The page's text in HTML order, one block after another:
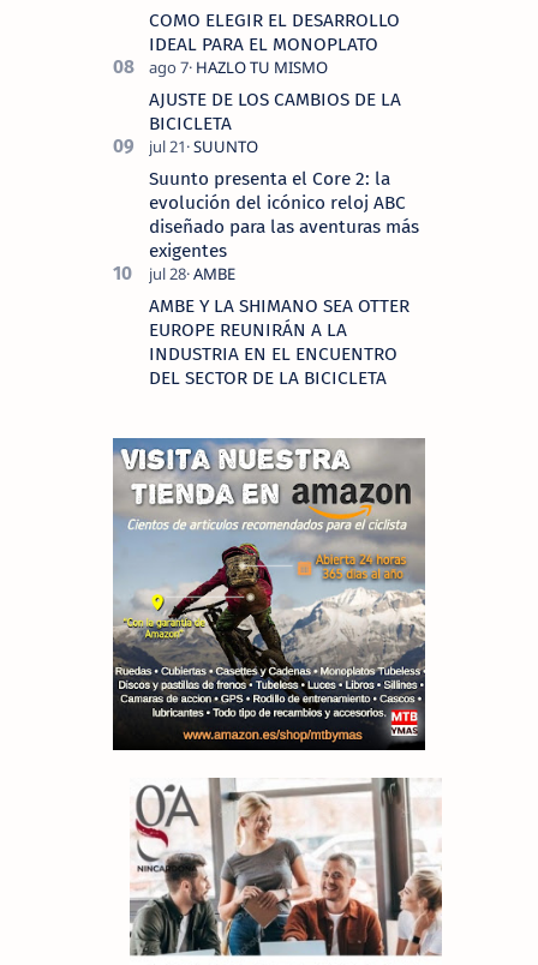
COMO ELEGIR EL DESARROLLO
IDEAL PARA EL MONOPLATO
AJUSTE DE LOS CAMBIOS DE LA
BICICLETA
Suunto presenta el Core 2: la
evolución del icónico reloj ABC
diseñado para las aventuras más
exigentes
AMBE Y LA SHIMANO SEA OTTER
EUROPE REUNIRÁN A LA
INDUSTRIA EN EL ENCUENTRO
DEL SECTOR DE LA BICICLETA